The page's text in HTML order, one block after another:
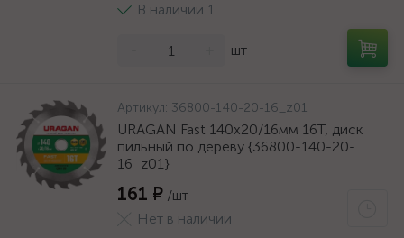
В наличии 1
шт
Артикул: 36800-140-20-16_z01
URAGAN Fast 140x20/16мм 16Т, диск
пильный по дереву {36800-140-20-
16_z01}
161 ₽ /шт
Нет в наличии